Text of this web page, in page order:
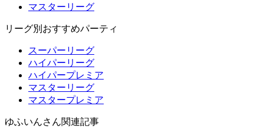
マスターリーグ
リーグ別おすすめパーティ
スーパーリーグ
ハイパーリーグ
ハイパープレミア
マスターリーグ
マスタープレミア
ゆふいんさん関連記事